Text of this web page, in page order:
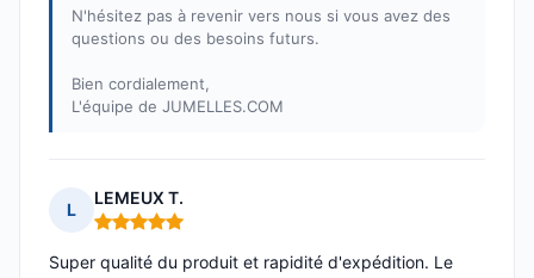
N'hésitez pas à revenir vers nous si vous avez des
questions ou des besoins futurs.
Bien cordialement,
L'équipe de JUMELLES.COM
L
LEMEUX T.
Note : 5 sur 5
Super qualité du produit et rapidité d'expédition. Le